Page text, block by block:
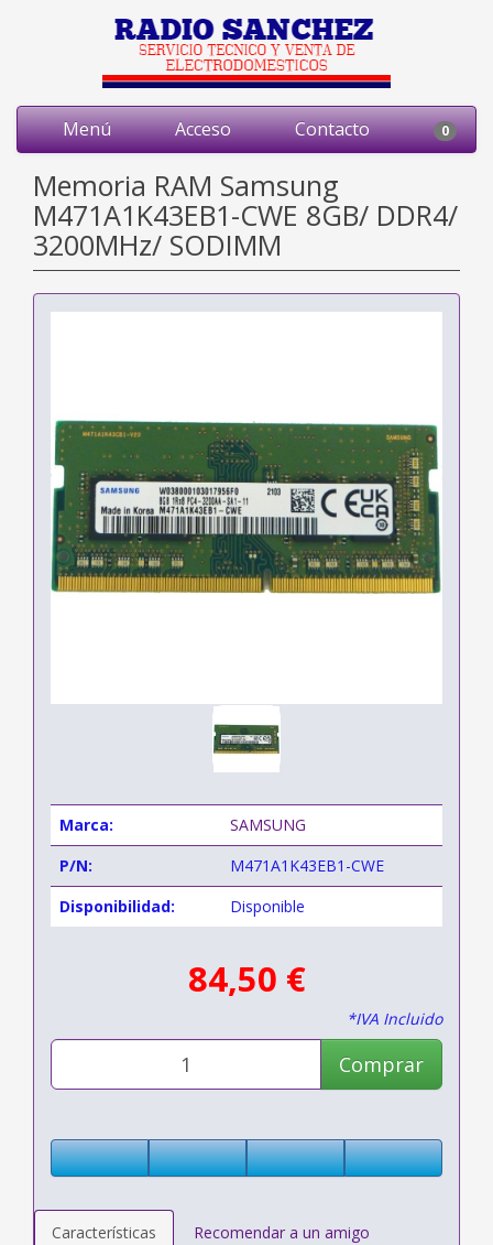
Menú Acceso Contacto 0
Memoria RAM Samsung
M471A1K43EB1-CWE 8GB/ DDR4/
3200MHz/ SODIMM
Marca:
SAMSUNG
P/N:
M471A1K43EB1-CWE
Disponibilidad:
Disponible
84,50 €
*IVA Incluido
Comprar
Características Recomendar a un amigo